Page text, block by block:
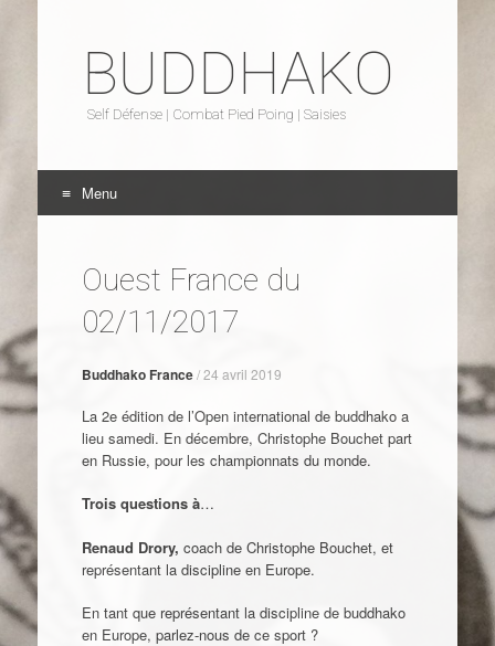
BUDDHAKO
Self Défense | Combat Pied Poing | Saisies
Menu
Ouest France du
02/11/2017
Buddhako France/24 avril 2019
La 2e édition de l’Open international de buddhako a
lieu samedi. En décembre, Christophe Bouchet part
en Russie, pour les championnats du monde.
Trois questions à…
Renaud Drory, coach de Christophe Bouchet, et
représentant la discipline en Europe.
En tant que représentant la discipline de buddhako
en Europe, parlez-nous de ce sport ?